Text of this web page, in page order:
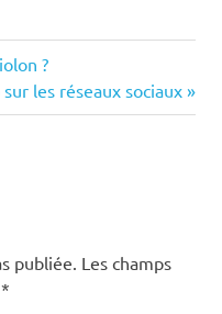
?
les réseaux sociaux
publiée. Les champs
*